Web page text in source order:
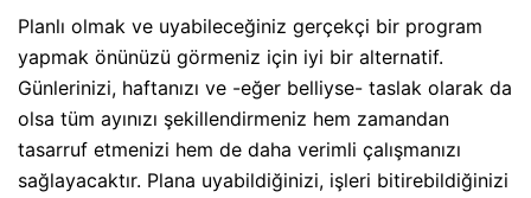
Planlı olmak ve uyabileceğiniz gerçekçi bir program
yapmak önünüzü görmeniz için iyi bir alternatif.
Günlerinizi, haftanızı ve -eğer belliyse- taslak olarak da
olsa tüm ayınızı şekillendirmeniz hem zamandan
tasarruf etmenizi hem de daha verimli çalışmanızı
sağlayacaktır. Plana uyabildiğinizi, işleri bitirebildiğinizi